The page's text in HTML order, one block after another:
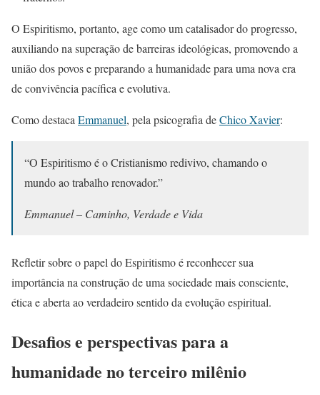
O Espiritismo, portanto, age como um catalisador do progresso,
auxiliando na superação de barreiras ideológicas, promovendo a
união dos povos e preparando a humanidade para uma nova era
de convivência pacífica e evolutiva.
Como destaca Emmanuel, pela psicografia deChico Xavier:
“O Espiritismo é o Cristianismo redivivo, chamando o
mundo ao trabalho renovador.”
Emmanuel – Caminho, Verdade e Vida
Refletir sobre o papel do Espiritismo é reconhecer sua
importância na construção de uma sociedade mais consciente,
ética e aberta ao verdadeiro sentido da evolução espiritual.
Desafios e perspectivas para a
humanidade no terceiro milênio